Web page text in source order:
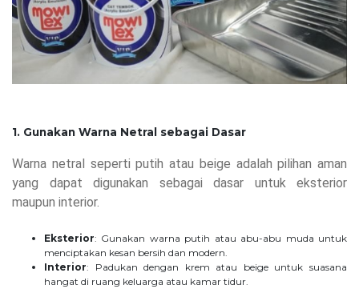
1. Gunakan Warna Netral sebagai Dasar
Warna netral seperti putih atau beige adalah pilihan aman
yang dapat digunakan sebagai dasar untuk eksterior
maupun interior.
Eksterior: Gunakan warna putih atau abu-abu muda untuk
menciptakan kesan bersih dan modern.
Interior: Padukan dengan krem atau beige untuk suasana
hangat di ruang keluarga atau kamar tidur.